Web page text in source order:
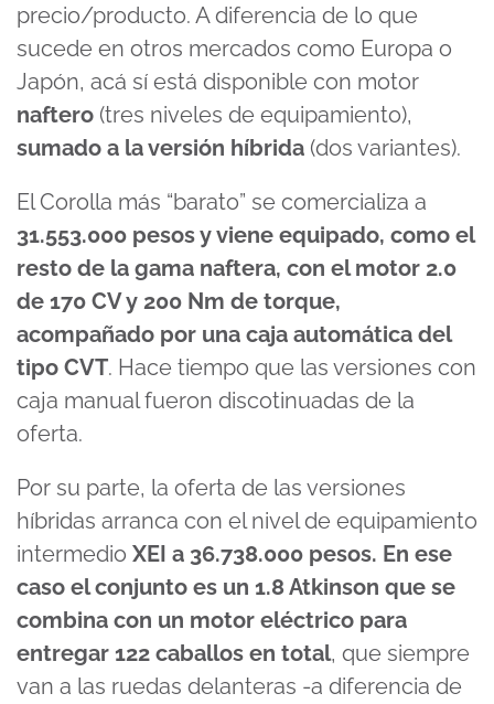
precio/producto. A diferencia de lo que
sucede en otros mercados como Europa o
Japón, acá sí está disponible con motor
naftero (tres niveles de equipamiento),
sumado a la versión híbrida (dos variantes).
El Corolla más “barato” se comercializa a
31.553.000 pesos y viene equipado, como el
resto de la gama naftera, con el motor 2.0
de 170 CV y 200 Nm de torque,
acompañado por una caja automática del
tipo CVT. Hace tiempo que las versiones con
caja manual fueron discotinuadas de la
oferta.
Por su parte, la oferta de las versiones
híbridas arranca con el nivel de equipamiento
intermedio XEI a 36.738.000 pesos. En ese
caso el conjunto es un 1.8 Atkinson que se
combina con un motor eléctrico para
entregar 122 caballos en total, que siempre
van a las ruedas delanteras -a diferencia de